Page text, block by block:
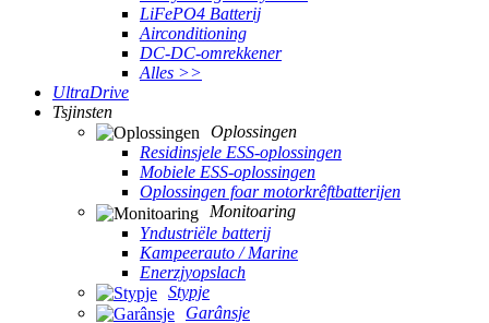
LiFePO4 Batterij
Airconditioning
DC-DC-omrekkener
Alles >>
UltraDrive
Tsjinsten
Oplossingen
Residinsjele ESS-oplossingen
Mobiele ESS-oplossingen
Oplossingen foar motorkrêftbatterijen
Monitoaring
Yndustriële batterij
Kampeerauto / Marine
Enerzjyopslach
Stypje
Garânsje